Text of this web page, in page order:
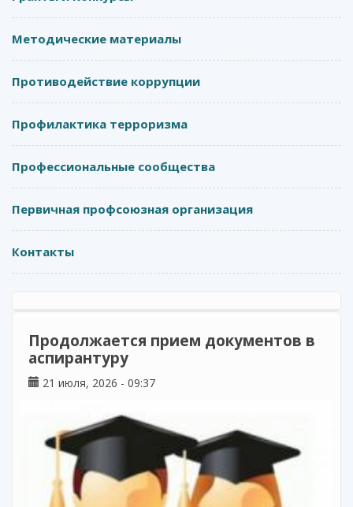
Методические материалы
Противодействие коррупции
Профилактика терроризма
Профессиональные сообщества
Первичная профсоюзная организация
Контакты
Продолжается прием документов в
аспирантуру
21 июля, 2026 - 09:37